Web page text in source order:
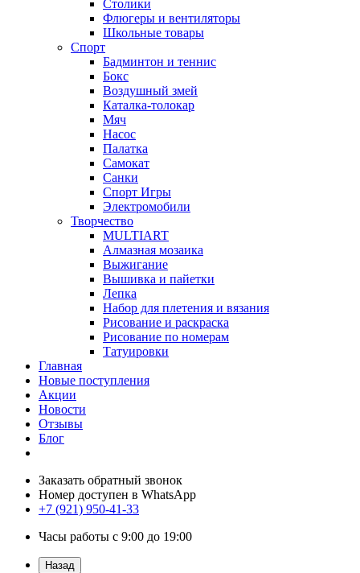
Столики
Флюгеры и вентиляторы
Школьные товары
Спорт
Бадминтон и теннис
Бокс
Воздушный змей
Каталка-толокар
Мяч
Насос
Палатка
Самокат
Санки
Спорт Игры
Электромобили
Творчество
MULTIART
Алмазная мозаика
Выжигание
Вышивка и пайетки
Лепка
Набор для плетения и вязания
Рисование и раскраска
Рисование по номерам
Татуировки
Главная
Новые поступления
Акции
Новости
Отзывы
Блог
Заказать обратный звонок
Номер доступен в WhatsApp
+7 (921) 950-41-33
Часы работы с 9:00 до 19:00
Назад